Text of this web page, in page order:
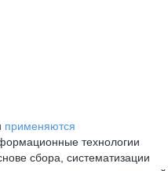
применяются
технологии
сбора, систематизации